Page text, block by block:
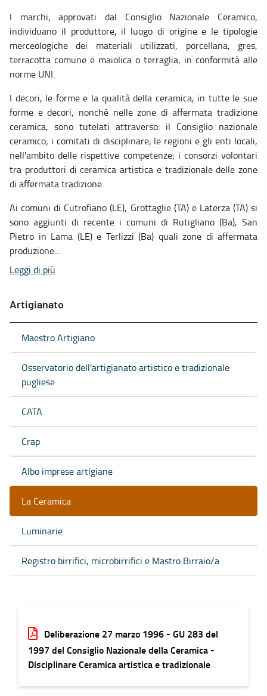
I marchi, approvati dal Consiglio Nazionale Ceramico,
individuano il produttore, il luogo di origine e le tipologie
merceologiche dei materiali utilizzati, porcellana, gres,
terracotta comune e maiolica o terraglia, in conformità alle
norme UNI.
I decori, le forme e la qualità della ceramica, in tutte le sue
forme e decori, nonché nelle zone di affermata tradizione
ceramica, sono tutelati attraverso: il Consiglio nazionale
ceramico; i comitati di disciplinare; le regioni e gli enti locali,
nell'ambito delle rispettive competenze; i consorzi volontari
tra produttori di ceramica artistica e tradizionale delle zone
di affermata tradizione.
Ai comuni di Cutrofiano (LE), Grottaglie (TA) e Laterza (TA) si
sono aggiunti di recente i comuni di Rutigliano (Ba), San
Pietro in Lama (LE) e Terlizzi (Ba) quali zone di affermata
produzione...
Leggi di più
Artigianato
Maestro Artigiano
Osservatorio dell'artigianato artistico e tradizionale
pugliese
CATA
Crap
Albo imprese artigiane
La Ceramica
Luminarie
Registro birrifici, microbirrifici e Mastro Birraio/a
Deliberazione 27 marzo 1996 - GU 283 del
1997 del Consiglio Nazionale della Ceramica -
Disciplinare Ceramica artistica e tradizionale